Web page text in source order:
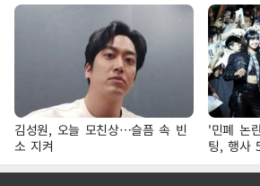
김성원, 오늘 모친상…슬픔 속 빈
소 지켜
'민폐 논
팅, 행사